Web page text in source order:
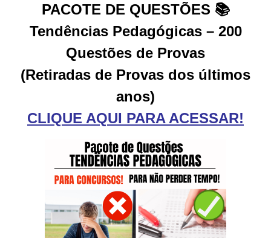
PACOTE DE QUESTÕES 📚
Tendências Pedagógicas – 200
Questões de Provas
(Retiradas de Provas dos últimos
anos)
CLIQUE AQUI PARA ACESSAR!